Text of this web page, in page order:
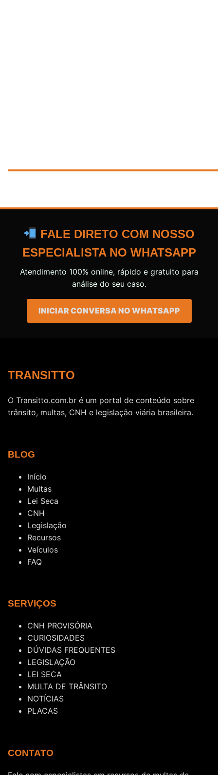
FALE DIRETO COM NOSSO
ESPECIALISTA NO WHATSAPP
Atendimento 100% online, rápido e gratuito para
análise do seu caso.
INICIAR CONVERSA NO WHATSAPP
TRANSITTO
O Transitto.com.br é um portal de conteúdo sobre
trânsito, multas, CNH e legislação viária brasileira.
BLOG
Início
Multas
Lei Seca
CNH
Legislação
Recursos
Veículos
FAQ
SERVIÇOS
CNH PROVISÓRIA
CURIOSIDADES
DÚVIDAS FREQUENTES
LEGISLAÇÃO
LEI SECA
MULTA DE TRÂNSITO
NOTÍCIAS
PLACAS
CONTATO